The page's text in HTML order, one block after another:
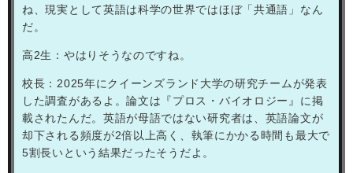
ね、現実として英語は科学の世界ではほぼ「共通語」なん
だ。
高2生：やはりそうなのですね。
校長： 2025年にクイーンズランド大学の研究チームが発表
した調査があるよ。論文は『プロス・バイオロジー』に掲
載されたんだ。英語が母語ではない研究者は、英語論文が
却下される頻度が2倍以上高く、執筆にかかる時間も最大で
5割長いという結果だったそうだよ。